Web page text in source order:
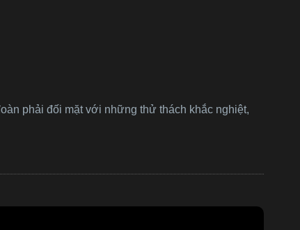
phải đối mặt với những thử thách khắc nghiệt,